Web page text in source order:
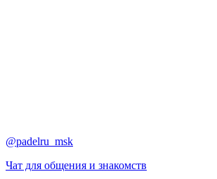
@padelru_msk
Чат для общения и знакомств